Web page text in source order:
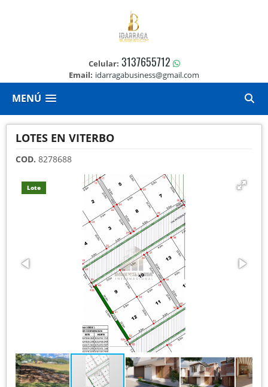
Celular: 3137655712
Email: idarragabusiness@gmail.com
MENÚ
LOTES EN VITERBO
COD. 8278688
Lote